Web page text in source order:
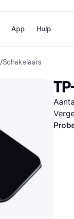
Bol
H&M
App Hulp
/Schakelaars